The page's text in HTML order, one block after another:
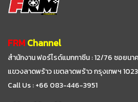
FRMChannel
สำนักงาน ฟอร์ไรด์แมกกาซีน : 12/76 ซอยนา
แขวงลาดพร้าว เขตลาดพร้าว กรุงเทพฯ
Call Us : +66 083-446-3951